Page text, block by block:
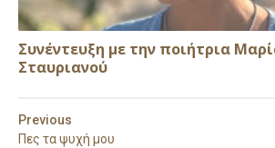
Συνέντευξη με την ποιήτρια
Σταυριανού
Previous
Πες τα ψυχή μου